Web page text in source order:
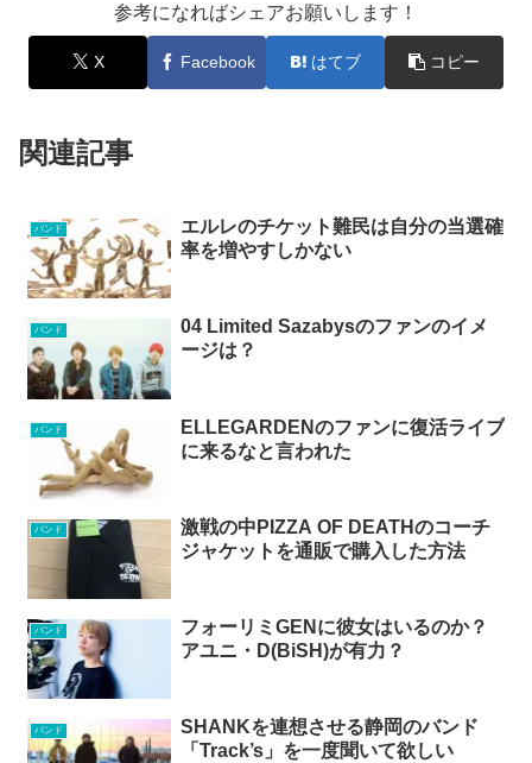
参考になればシェアお願いします！
X Facebook はてブ コピー
関連記事
バンド
エルレのチケット難民は自分の当選確
率を増やすしかない
バンド
04 Limited Sazabysのファンのイメ
ージは？
バンド
ELLEGARDENのファンに復活ライブ
に来るなと言われた
バンド
激戦の中PIZZA OF DEATHのコーチ
ジャケットを通販で購入した方法
バンド
フォーリミGENに彼女はいるのか？
アユニ・D(BiSH)が有力？
バンド
SHANKを連想させる静岡のバンド
「Track’s」を一度聞いて欲しい